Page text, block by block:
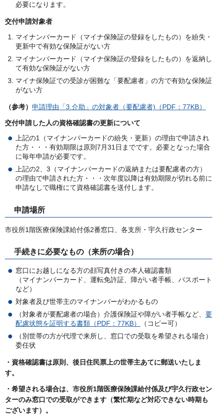
必要になります。
交付申請対象者
マイナンバーカード（マイナ保険証の登録をしたもの）を紛失・
更新中で有効な保険証がない方
マイナンバーカード（マイナ保険証の登録をしたもの）を返納し
て有効な保険証がない方
マイナ保険証での受診が困難な「要配慮者」の方で有効な保険証
がない方
（参考） 申請理由「3.介助」の対象者（要配慮者)（PDF：77KB）
交付申請した人の資格確認書の更新について
上記の1（マイナンバーカードの紛失・更新）の理由で申請され
た方・・・有効期限は原則7月31日までです。必要となった場合
に毎年申請が必要です。
上記の2、3（マイナンバーカードの返納または要配慮者の方）
の理由で申請された方・・・次年度以降は有効期限が切れる前に
申請なしで職権にて資格確認書を送付します。
申請場所
市役所1階医療保険課給付係2番窓口、各支所・宇久行政センター
手続きに必要なもの（来所の場合）
窓口にお越しになる方の顔写真付きの本人確認書類
（マイナンバーカード、運転免許証、障がい者手帳、パスポート
など）
対象者及び世帯主のマイナンバーがわかるもの
（対象者が要配慮者の場合）介護保険証や障がい者手帳など、 要
配慮状態を証明する書類（PDF：77KB）
（コピー可）
（別世帯の方が代理で来所し、窓口での受取を希望される場合）
委任状
・資格確認書は原則、後日住民票上の世帯主あてに郵送いたしま
す。
・希望される場合は、市役所1階医療保険課給付係及び宇久行政セン
ターのみ窓口での受取ができます（繁忙期など対応できない時期も
ございます）。